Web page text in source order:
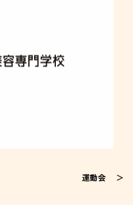
運動会